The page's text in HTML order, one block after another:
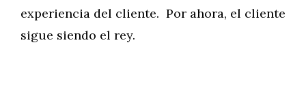
experiencia del cliente. Por ahora, el cliente
sigue siendo el rey.